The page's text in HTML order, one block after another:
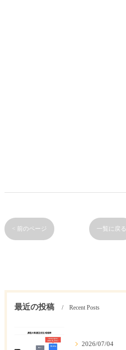
< 前のページ 一覧に戻る
最近の投稿 Recent Posts
2026/07/04